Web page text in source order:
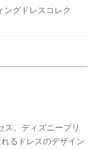
ングドレスコレク
ス。ディズニープリ
るドレスのデザイン